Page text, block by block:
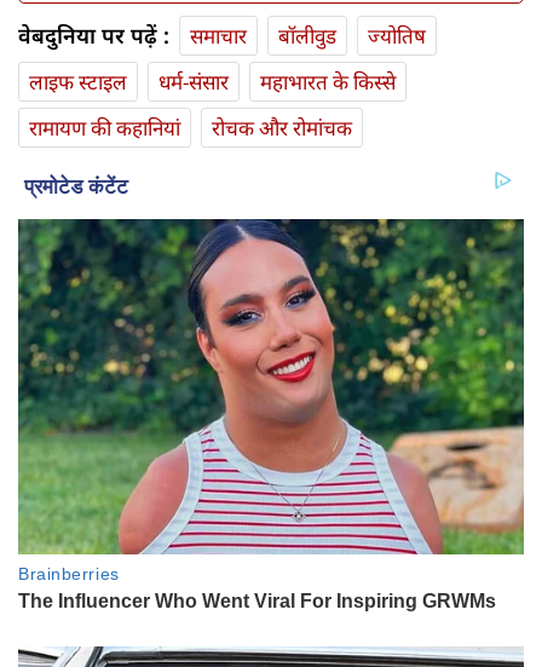
वेबदुनिया पर पढ़ें : समाचार बॉलीवुड
ज्योतिष
लाइफ स्‍टाइल
धर्म-संसार
महाभारत के किस्से
रामायण की कहानियां
रोचक और रोमांचक